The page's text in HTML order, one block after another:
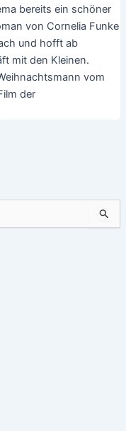
bereits ein schöner
von Cornelia Funke
und hofft ab
mit den Kleinen.
vom
der